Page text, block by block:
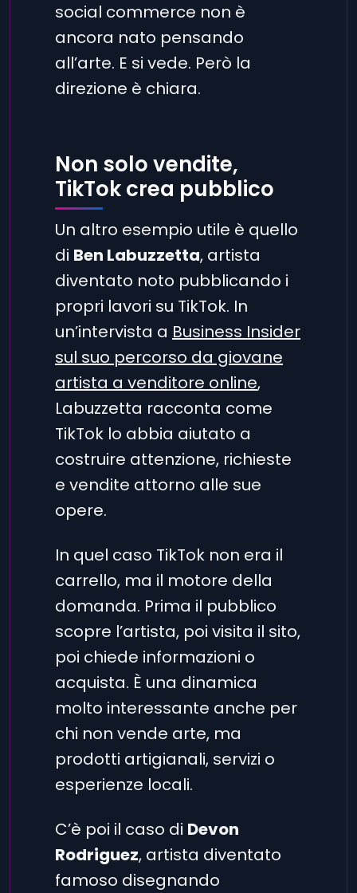
social commerce non è
ancora nato pensando
all’arte. E si vede. Però la
direzione è chiara.
Non solo vendite,
TikTok crea pubblico
Un altro esempio utile è quello
di Ben Labuzzetta, artista
diventato noto pubblicando i
propri lavori su TikTok. In
un’intervista a Business Insider
sul suo percorso da giovane
artista a venditore online,
Labuzzetta racconta come
TikTok lo abbia aiutato a
costruire attenzione, richieste
e vendite attorno alle sue
opere.
In quel caso TikTok non era il
carrello, ma il motore della
domanda. Prima il pubblico
scopre l’artista, poi visita il sito,
poi chiede informazioni o
acquista. È una dinamica
molto interessante anche per
chi non vende arte, ma
prodotti artigianali, servizi o
esperienze locali.
C’è poi il caso di Devon
Rodriguez, artista diventato
famoso disegnando